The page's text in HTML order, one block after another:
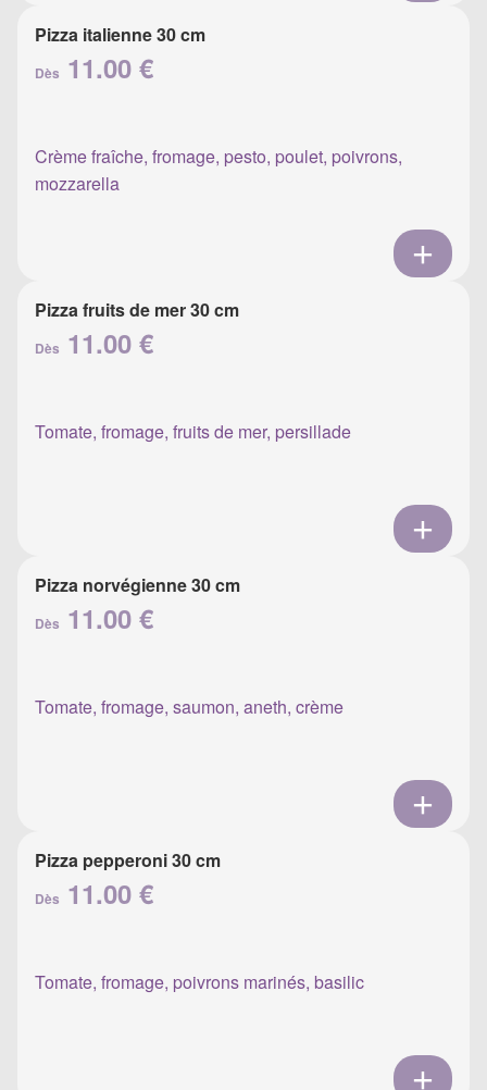
Pizza italienne 30 cm
Dès 11.00 €
Crème fraîche, fromage, pesto, poulet, poivrons,
mozzarella
Pizza fruits de mer 30 cm
Dès 11.00 €
Tomate, fromage, fruits de mer, persillade
Pizza norvégienne 30 cm
Dès 11.00 €
Tomate, fromage, saumon, aneth, crème
Pizza pepperoni 30 cm
Dès 11.00 €
Tomate, fromage, poivrons marinés, basilic